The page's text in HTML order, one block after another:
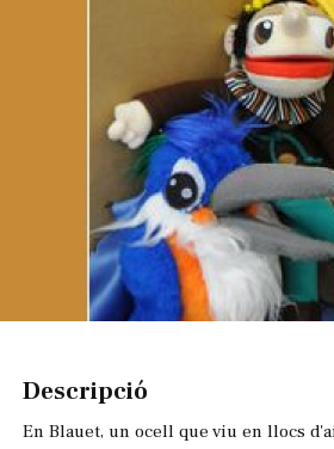
Descripció
En Blauet, un ocell que viu en llocs